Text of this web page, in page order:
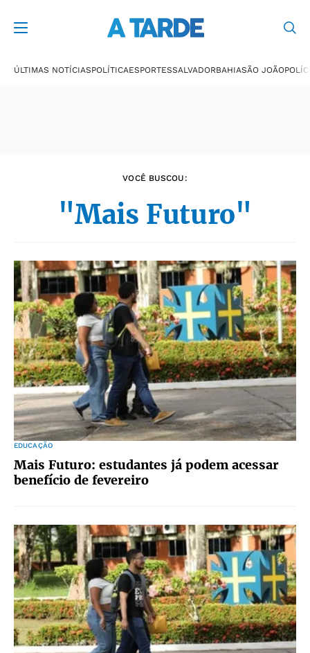
ÚLTIMAS NOTÍCIASPOLÍTICAESPORTESSALVADORBAHIASÃO JOÃO
VOCÊ BUSCOU:
"Mais Futuro"
EDUCAÇÃO
Mais Futuro: estudantes já podem acessar
benefício de fevereiro